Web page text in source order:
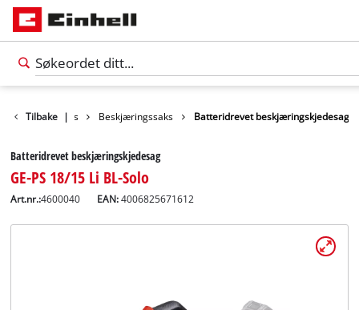
Tilbake |
Shears / Saws Beskjæringssaks Batteridrevet beskjæringskjedesag
Batteridrevet beskjæringskjedesag
GE-PS 18/15 Li BL-Solo
Art.nr.:4600040 EAN:4006825671612